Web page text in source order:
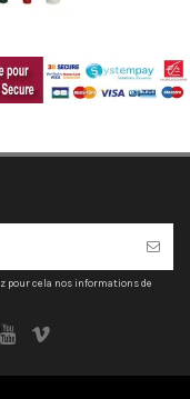
pour cela nos informations de